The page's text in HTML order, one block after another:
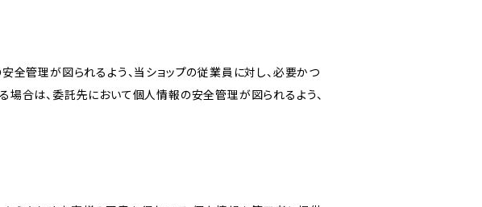
全管理が図られるよう、当ショップの従業員に対し、必要かつ
場合は、委託先において個人情報の安全管理が図られるよう、